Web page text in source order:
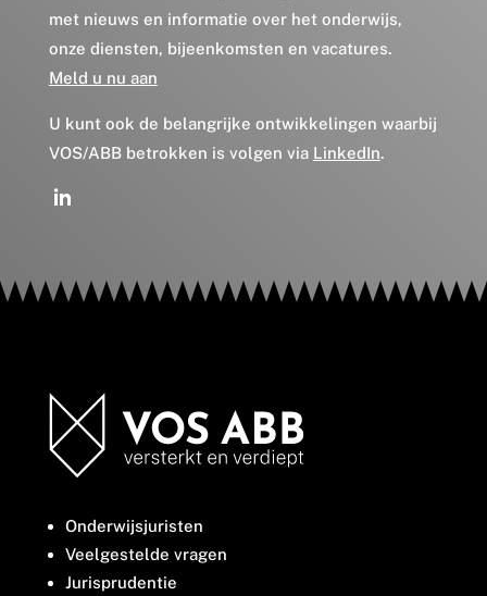
met nieuws en informatie over het onderwijs,
onze diensten, bijeenkomsten en vacatures.
Meld u nu aan
U kunt ook de belangrijke ontwikkelingen waarbij
VOS/ABB betrokken is volgen via LinkedIn.
Onderwijsjuristen
Veelgestelde vragen
Jurisprudentie